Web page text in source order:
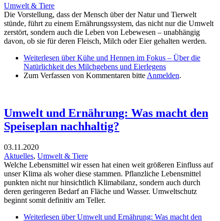
Umwelt & Tiere
Die Vorstellung, dass der Mensch über der Natur und Tierwelt
stünde, führt zu einem Ernährungssystem, das nicht nur die Umwelt
zerstört, sondern auch die Leben von Lebewesen – unabhängig
davon, ob sie für deren Fleisch, Milch oder Eier gehalten werden.
Weiterlesen über Kühe und Hennen im Fokus – Über die
Natürlichkeit des Milchgebens und Eierlegens
Zum Verfassen von Kommentaren bitte Anmelden.
Umwelt und Ernährung: Was macht den
Speiseplan nachhaltig?
03.11.2020
Aktuelles, Umwelt & Tiere
Welche Lebensmittel wir essen hat einen weit größeren Einfluss auf
unser Klima als woher diese stammen. Pflanzliche Lebensmittel
punkten nicht nur hinsichtlich Klimabilanz, sondern auch durch
deren geringeren Bedarf an Fläche und Wasser. Umweltschutz
beginnt somit definitiv am Teller.
Weiterlesen über Umwelt und Ernährung: Was macht den